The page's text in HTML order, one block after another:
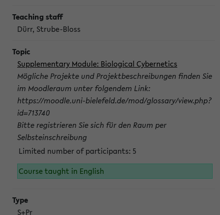
Dürr, Strube-Bloss
Supplementary Module: Biological Cybernetics
Mögliche Projekte und Projektbeschreibungen finden Sie
im Moodleraum unter folgendem Link:
https://moodle.uni-bielefeld.de/mod/glossary/view.php?
id=713740
Bitte registrieren Sie sich für den Raum per
Selbsteinschreibung
Limited number of participants: 5
Course taught in English
S+Pr